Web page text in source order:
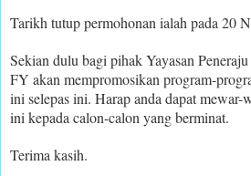
Tarikh tutup permohonan ialah pada 20
Sekian dulu bagi pihak Yayasan
FY akan mempromosikan program-
ini selepas ini. Harap anda dapat
ini kepada calon-calon yang berminat.
Terima kasih.